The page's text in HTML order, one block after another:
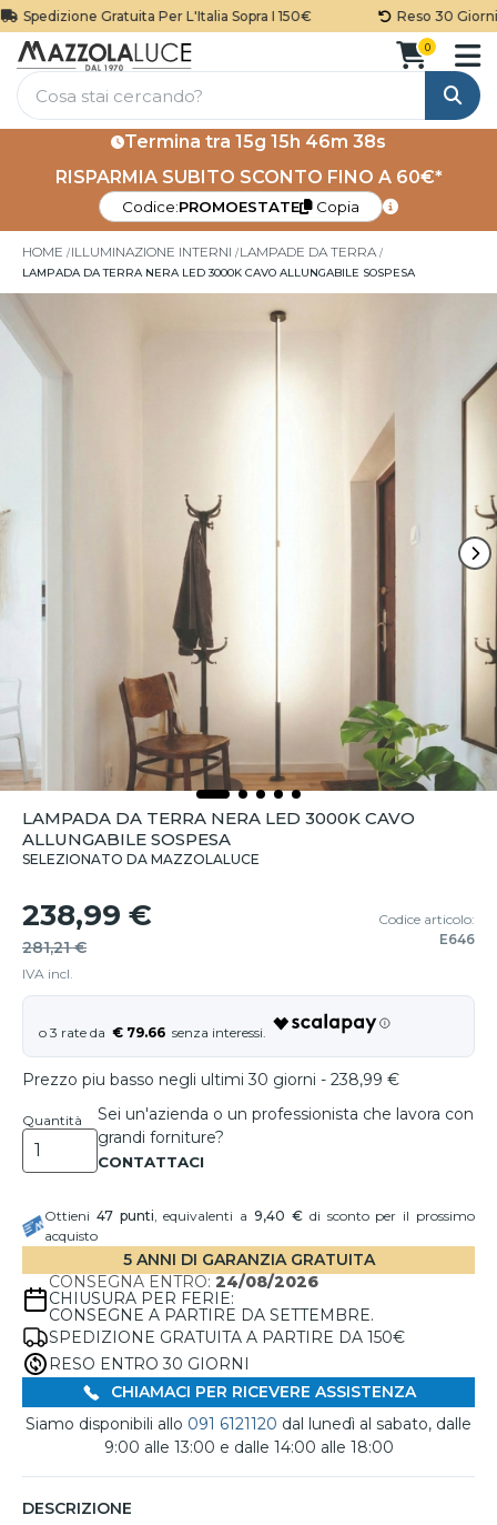
Spedizione Gratuita Per L'Italia Sopra I 150€ Reso 30 Giorni
Cerca
0
Termina tra 15g 15h 46m 38s
RISPARMIA SUBITO SCONTO FINO A 60€*
Codice:PROMOESTATE Copia
HOME ILLUMINAZIONE INTERNI LAMPADE DA TERRA
LAMPADA DA TERRA NERA LED 3000K CAVO ALLUNGABILE SOSPESA
LAMPADA DA TERRA NERA LED 3000K CAVO
ALLUNGABILE SOSPESA
SELEZIONATO DA MAZZOLALUCE
238,99 €
281,21 €
IVA incl.
Codice articolo:
E646
€ 79.66
Prezzo piu basso negli ultimi 30 giorni - 238,99 €
Quantità
Sei un'azienda o un professionista che lavora con
grandi forniture?
Ottieni 47punti, equivalenti a9,40 €di sconto per il prossimo
acquisto
5 ANNI DI GARANZIA GRATUITA
CONSEGNA ENTRO: 24/08/2026
CHIUSURA PER FERIE:
CONSEGNE A PARTIRE DA SETTEMBRE.
SPEDIZIONE GRATUITA A PARTIRE DA 150€
RESO ENTRO 30 GIORNI
CHIAMACI PER RICEVERE ASSISTENZA
Siamo disponibili allo 091 6121120 dal lunedì al sabato, dalle
9:00 alle 13:00 e dalle 14:00 alle 18:00
DESCRIZIONE